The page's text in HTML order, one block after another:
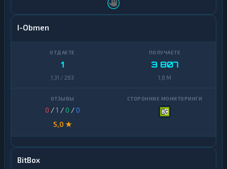
I-Obmen
1
1,31 / 263
3 807
1,8 M
0 /1 /0 /0
5,0 ★
BitBox